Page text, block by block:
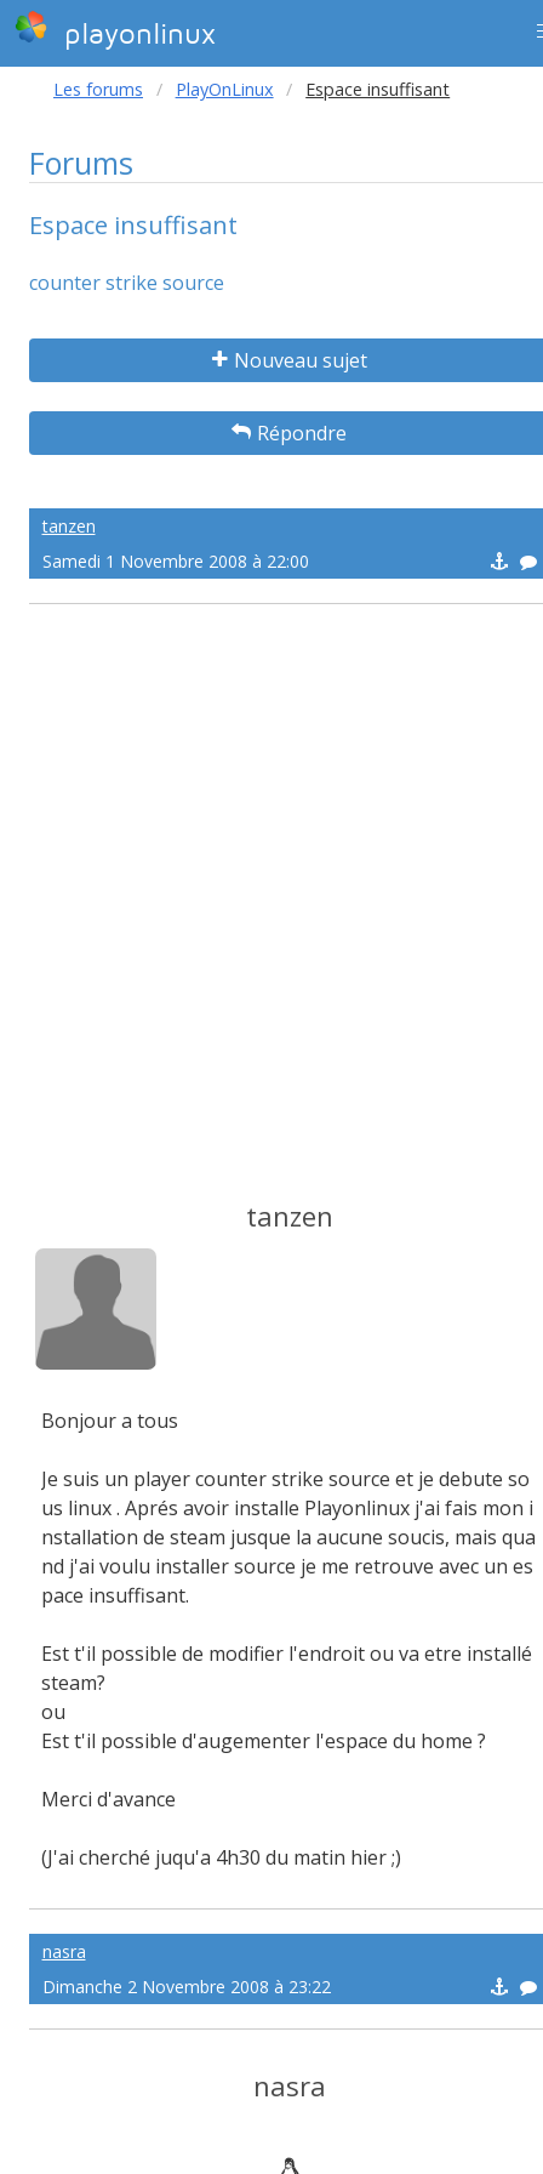
playonlinux
Les forums PlayOnLinux Espace insuffisant
Forums
Espace insuffisant
counter strike source
Nouveau sujet
Répondre
tanzen
Samedi 1 Novembre 2008 à 22:00
tanzen
Bonjour a tous
Je suis un player counter strike source et je debute so
us linux . Aprés avoir installe Playonlinux j'ai fais mon i
nstallation de steam jusque la aucune soucis, mais qua
nd j'ai voulu installer source je me retrouve avec un es
pace insuffisant.
Est t'il possible de modifier l'endroit ou va etre installé
steam?
ou
Est t'il possible d'augementer l'espace du home ?
Merci d'avance
(J'ai cherché juqu'a 4h30 du matin hier ;)
nasra
Dimanche 2 Novembre 2008 à 23:22
nasra